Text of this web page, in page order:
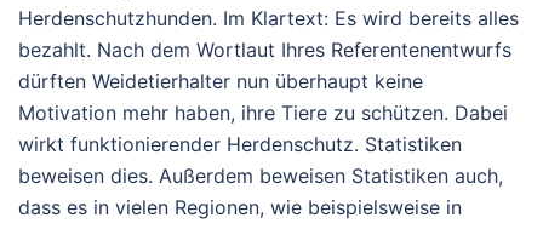
Herdenschutzhunden. Im Klartext: Es wird bereits alles
bezahlt. Nach dem Wortlaut Ihres Referentenentwurfs
dürften Weidetierhalter nun überhaupt keine
Motivation mehr haben, ihre Tiere zu schützen. Dabei
wirkt funktionierender Herdenschutz. Statistiken
beweisen dies. Außerdem beweisen Statistiken auch,
dass es in vielen Regionen, wie beispielsweise in